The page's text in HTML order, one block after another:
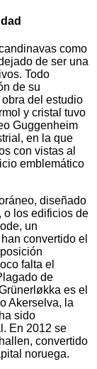
como
de ser una
Todo
de su
del estudio
y cristal tuvo
Guggenheim
en la que
con vistas al
emblemático
diseñado
o los edificios de
un
convertido el
falta el
de
es el
Akerselva, la
sido
En 2012 se
convertido
noruega.